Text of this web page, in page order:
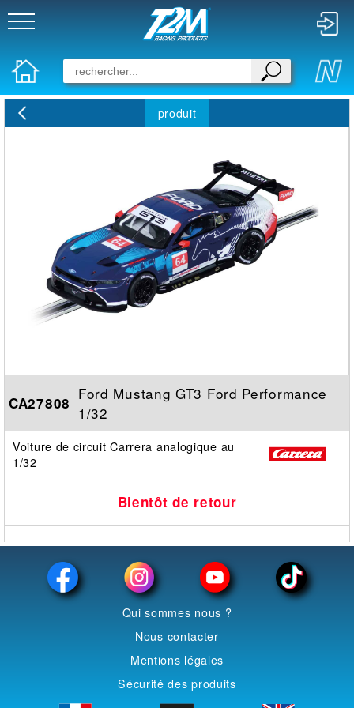
produit
CA27808 Ford Mustang GT3 Ford Performance
1/32
Voiture de circuit Carrera analogique au
1/32
Bientôt de retour
Qui sommes nous ?
Nous contacter
Mentions légales
Sécurité des produits